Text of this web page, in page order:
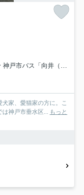
神戸市垂水区）」 停歩12分
家、愛猫家の方に。こ
は神戸市垂水区... もっと